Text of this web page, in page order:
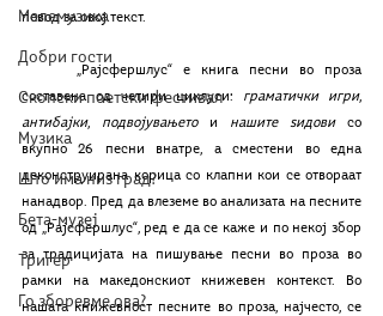
Мелемузика
Добри гости
Скопски поетски фестивал
Музика
Што има низ град?
Бета-музеј
Тригер
Го зборевме ова?
повод за овој текст.
	„Рајсфершлус“ е книга песни во проза
составена од четири циклуси: граматички игри
антибајки, подвојувањето и нашите ѕидови со
вкупно 26 песни внатре, а сместени во една
деконструирана корица со клапни кои се отвораат
нанадвор. Пред да влеземе во анализата на песните
од „Рајсфершлус“, ред е да се каже и по некој збор
за традицијата на пишување песни во проза во
рамки на македонскиот книжевен контекст. Во
нашата книжевност песните во проза, најчесто, се